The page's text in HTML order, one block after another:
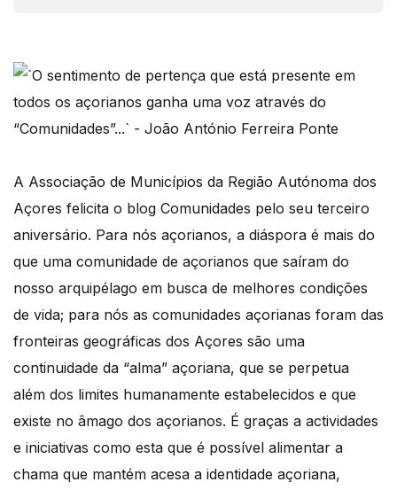
A Associação de Municípios da Região Autónoma dos
Açores felicita o blog Comunidades pelo seu terceiro
aniversário. Para nós açorianos, a diáspora é mais do
que uma comunidade de açorianos que saíram do
nosso arquipélago em busca de melhores condições
de vida; para nós as comunidades açorianas foram das
fronteiras geográficas dos Açores são uma
continuidade da “alma” açoriana, que se perpetua
além dos limites humanamente estabelecidos e que
existe no âmago dos açorianos. É graças a actividades
e iniciativas como esta que é possível alimentar a
chama que mantém acesa a identidade açoriana,